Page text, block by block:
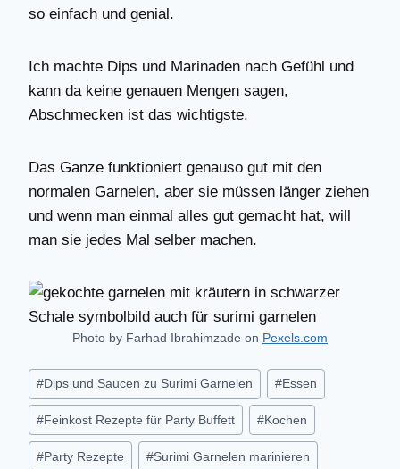
so einfach und genial.
Ich machte Dips und Marinaden nach Gefühl und
kann da keine genauen Mengen sagen,
Abschmecken ist das wichtigste.
Das Ganze funktioniert genauso gut mit den
normalen Garnelen, aber sie müssen länger ziehen
und wenn man einmal alles gut gemacht hat, will
man sie jedes Mal selber machen.
Photo by Farhad Ibrahimzade on Pexels.com
Schlagworte:
#Dips und Saucen zu Surimi Garnelen #Essen
#Feinkost Rezepte für Party Buffett #Kochen
#Party Rezepte #Surimi Garnelen marinieren